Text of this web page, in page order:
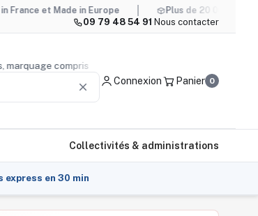
et Made in Europe
Plus de 20 000 références,
09 79 48 54 91 · Nous contacter
marquage compris
clear Connexion Panier 0
Collectivités & administrations
express en 30 min